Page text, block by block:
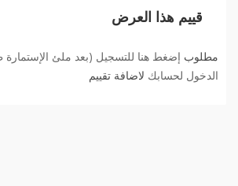
قييم هذا العرض
مطلوب إضغط هنا للتسجيل (بعد ملئ الإستمارة
الدخول لحسابك لاضافة تقييم